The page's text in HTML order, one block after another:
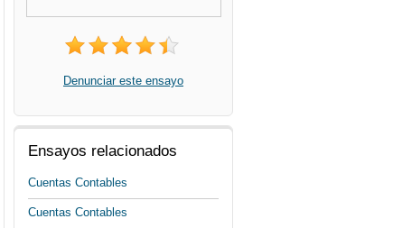
Denunciar este ensayo
Ensayos relacionados
Cuentas Contables
Cuentas Contables